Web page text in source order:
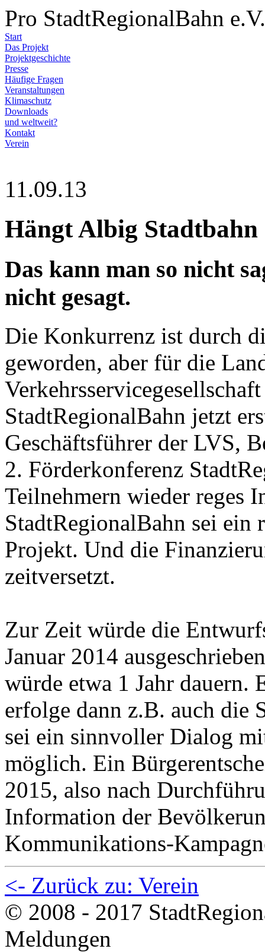
Pro StadtRegionalBahn e.V.
Start
Das Projekt
Projektgeschichte
Presse
Häufige Fragen
Veranstaltungen
Klimaschutz
Downloads
und weltweit?
Kontakt
Verein
11.09.13
Hängt Albig Stadtbahn
Das kann man so nicht
nicht gesagt.
Die Konkurrenz ist durch
geworden, aber für die
StadtRegionalBahn jetzt
Geschäftsführer der LVS,
2. Förderkonferenz
Teilnehmern wieder reges
StadtRegionalBahn sei
Projekt. Und die
zeitversetzt.
Zur Zeit würde die
Januar 2014
würde etwa 1 Jahr
erfolge dann z.B. auch die
sei ein sinnvoller Dialog
möglich. Ein
2015, also nach
Information der
Kommunikations-
<- Zurück zu: Verein
© 2008 - 2017
Meldungen